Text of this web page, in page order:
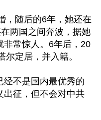
，随后的6年，她还在
两国之间奔波，据她
非常惊人。6年后，20
定居，并入籍。
经不是国内最优秀的
出征，但不会对中共